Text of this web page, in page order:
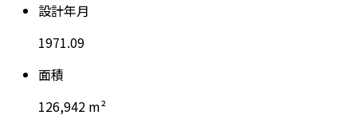
設計年月
1971.09
面積
126,942 m²